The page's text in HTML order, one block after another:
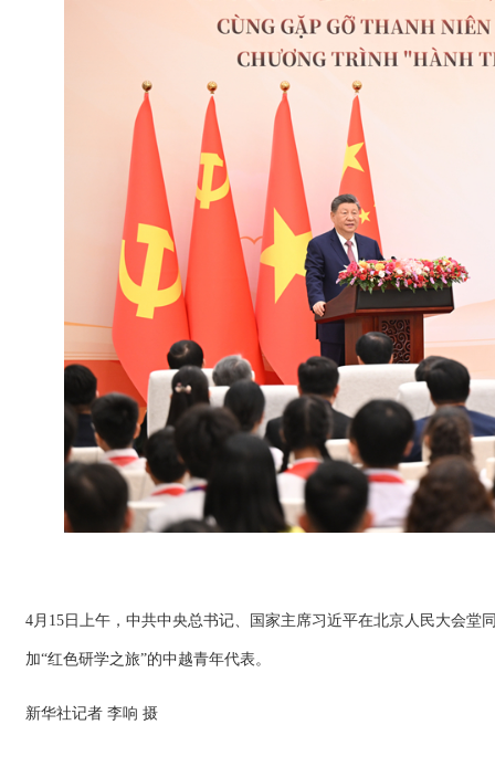
4月15日上午，中共中央总书记、国家主席习近平在北京人民大会
加“红色研学之旅”的中越青年代表。
新华社记者 李响 摄